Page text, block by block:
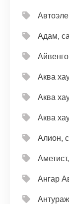
Адам,
Аква
Аква
Аква
Алион,
Ангар